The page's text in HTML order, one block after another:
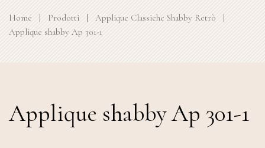
Home | Prodotti | Applique Classiche Shabby Retrò
|
Applique shabby Ap 301-1
Applique shabby Ap 301-1